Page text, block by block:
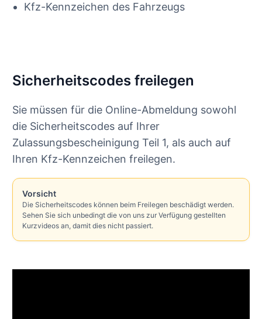
Kfz-Kennzeichen des Fahrzeugs
Sicherheitscodes freilegen
Sie müssen für die Online-Abmeldung sowohl
die Sicherheitscodes auf Ihrer
Zulassungsbescheinigung Teil 1, als auch auf
Ihren Kfz-Kennzeichen freilegen.
Vorsicht
Die Sicherheitscodes können beim Freilegen beschädigt werden.
Sehen Sie sich unbedingt die von uns zur Verfügung gestellten
Kurzvideos an, damit dies nicht passiert.